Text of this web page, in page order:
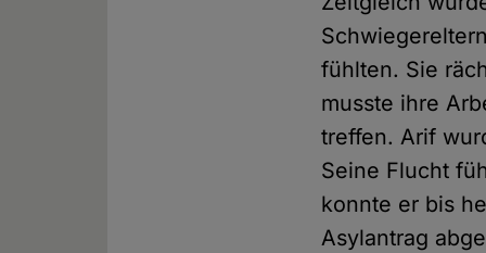
fühlten. Sie
musste ihre
treffen. Arif
Seine Flucht
konnte er bis
Asylantrag